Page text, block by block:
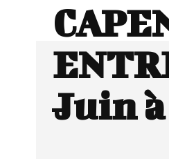
Juin